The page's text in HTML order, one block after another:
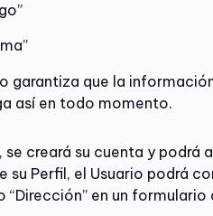
garantiza que la
así en todo momento.
se creará su cuenta y podrá
su Perfil, el Usuario podrá
“Dirección” en un